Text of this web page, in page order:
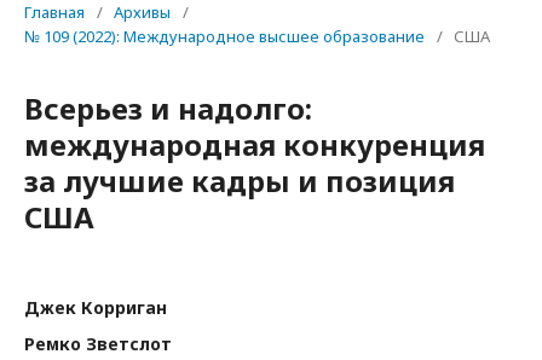
Главная / Архивы
/
№ 109 (2022): Международное высшее образование
/ США
Всерьез и надолго:
международная конкуренция
за лучшие кадры и позиция
США
Джек Корриган
Ремко Зветслот